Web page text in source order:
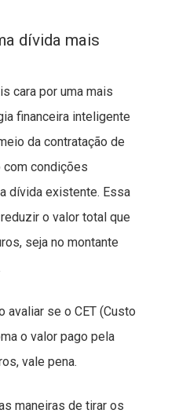
dívida mais
cara por uma mais
financeira inteligente
da contratação de
condições
dívida existente. Essa
o valor total que
seja no montante
avaliar se o CET (Custo
o valor pago pela
vale pena.
maneiras de tirar os